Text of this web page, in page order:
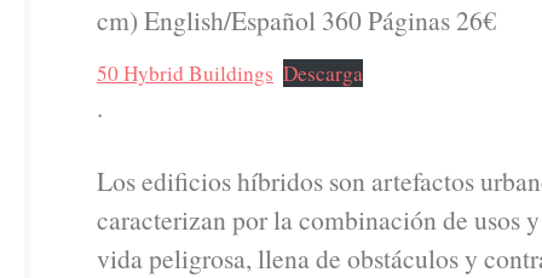
cm) English/Español 360 Páginas 26€
50 Hybrid Buildings Descarga
.
Los edificios híbridos son artefactos
caracterizan por la combinación de usos
vida peligrosa, llena de obstáculos y